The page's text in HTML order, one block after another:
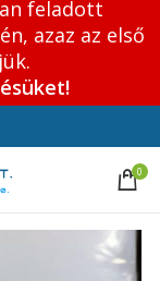
feladott
azaz az első
0